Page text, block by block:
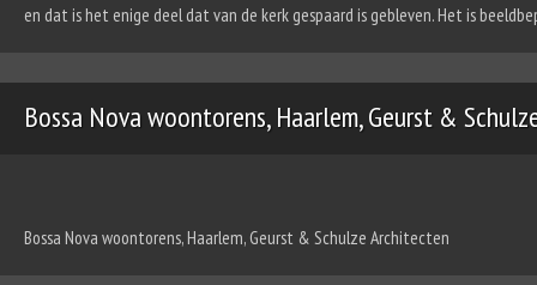
en dat is het enige deel dat van de kerk gespaard is gebleven. Het is
Bossa Nova woontorens, Haarlem, Geurst &
Bossa Nova woontorens, Haarlem, Geurst & Schulze Architecten